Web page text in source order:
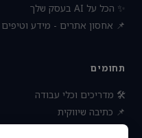
✨ הכל על AI בעסק שלך
📌 אחסון אתרים - מידע וטיפים
תחומים
🛠 מדריכים וכלי עבודה
📌 כתיבה שיווקית
📌 socialbee מפלצת המדיה